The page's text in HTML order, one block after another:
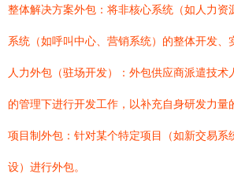
整体解决方案外包：将非核心系统（如人力资
系统（如呼叫中心、营销系统）的整体开发、
人力外包（驻场开发）：外包供应商派遣技术
的管理下进行开发工作，以补充自身研发力量
项目制外包：针对某个特定项目（如新交易系
设）进行外包。